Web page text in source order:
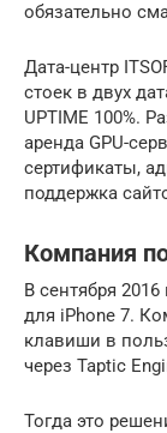
обязательно
Дата-центр
стоек в двух
UPTIME 100%.
аренда GPU-
сертификаты,
поддержка
Компания
В сентября
для iPhone 7.
клавиши в
через Taptic
Тогда это